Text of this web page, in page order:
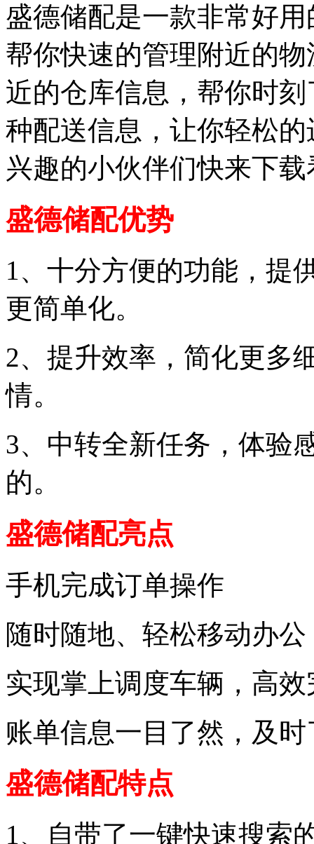
盛德储配是一款非常好
帮你快速的管理附近的
近的仓库信息，帮你时
种配送信息，让你轻松
兴趣的小伙伴们快来下
盛德储配优势
1、十分方便的功能，提
更简单化。
2、提升效率，简化更多
情。
3、中转全新任务，体验
的。
盛德储配亮点
手机完成订单操作
随时随地、轻松移动办公
实现掌上调度车辆，高
账单信息一目了然，及
盛德储配特点
1、自带了一键快速搜索